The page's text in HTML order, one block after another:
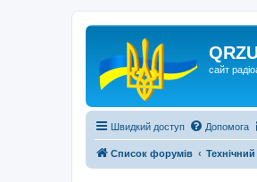
сайт
Швидкий доступ Допомога
Список форумів